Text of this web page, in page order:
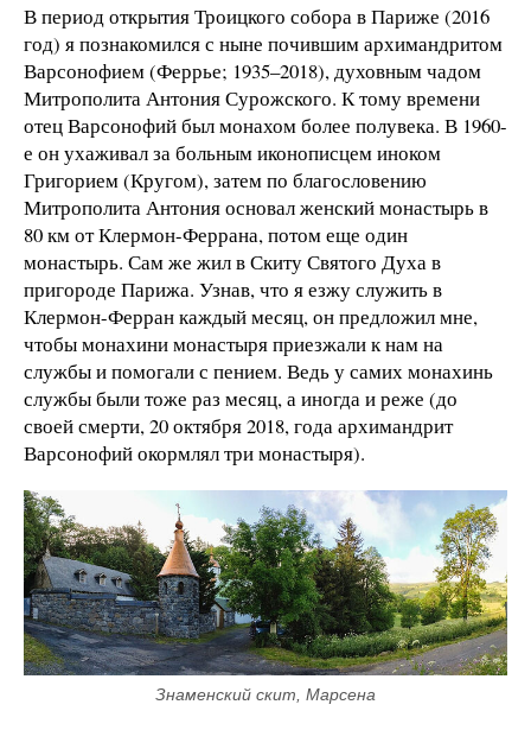
В период открытия Троицкого собора в Париже (2016
год) я познакомился с ныне почившим архимандритом
Варсонофием (Феррье; 1935–2018), духовным чадом
Митрополита Антония Сурожского. К тому времени
отец Варсонофий был монахом более полувека. В 1960-
е он ухаживал за больным иконописцем иноком
Григорием (Кругом), затем по благословению
Митрополита Антония основал женский монастырь в
80 км от Клермон-Феррана, потом еще один
монастырь. Сам же жил в Скиту Святого Духа в
пригороде Парижа. Узнав, что я езжу служить в
Клермон-Ферран каждый месяц, он предложил мне,
чтобы монахини монастыря приезжали к нам на
службы и помогали с пением. Ведь у самих монахинь
службы были тоже раз месяц, а иногда и реже (до
своей смерти, 20 октября 2018, года архимандрит
Варсонофий окормлял три монастыря).
Знаменский скит, Марсена